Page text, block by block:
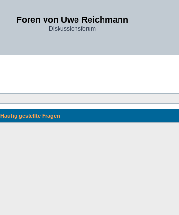
Foren von Uwe Reichmann
Diskussionsforum
Häufig gestellte Fragen